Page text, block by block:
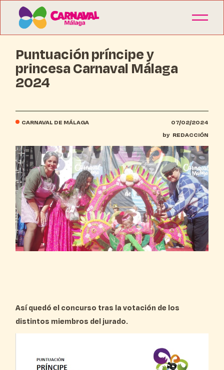
Puntuación príncipe y
princesa Carnaval Málaga
2024
CARNAVAL DE MÁLAGA
07/02/2024
by REDACCIÓN
Así quedó el concurso tras la votación de los
distintos miembros del jurado.